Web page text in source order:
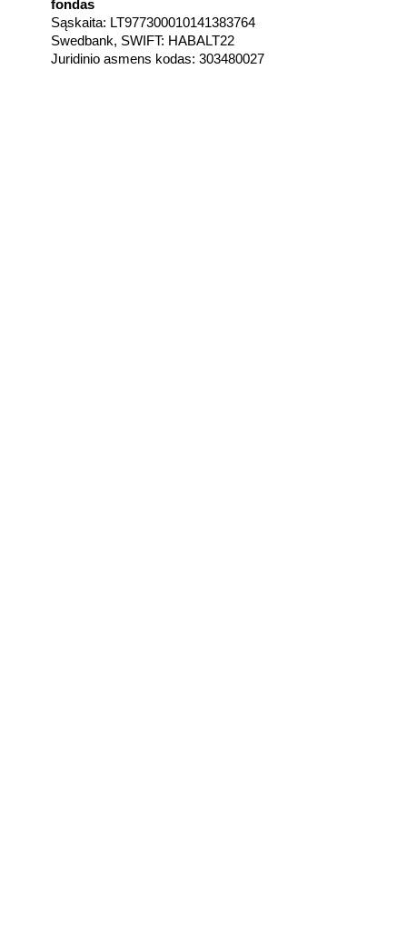
fondas
Sąskaita: LT977300010141383764
Swedbank, SWIFT: HABALT22
Juridinio asmens kodas: 303480027